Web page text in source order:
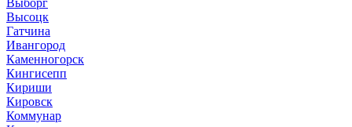
Выборг
Высоцк
Гатчина
Ивангород
Каменногорск
Кингисепп
Кириши
Кировск
Коммунар